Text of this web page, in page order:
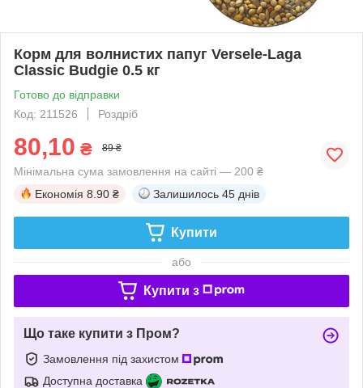
Корм для волнистих папуг Versele-Laga
Classic Budgie 0.5 кг
Готово до відправки
Код: 211526
Роздріб
80,10 ₴ 89 ₴
Мінімальна сума замовлення на сайті — 200 ₴
Економія 8.90 ₴ Залишилось 45 днів
Купити
або
Купити з
Що таке купити з Пром?
Замовлення під захистом
Доступна доставка